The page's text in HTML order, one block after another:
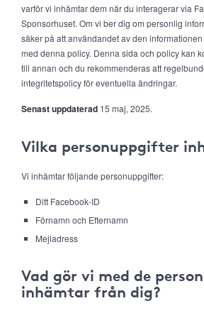
varför vi inhämtar dem när du interagerar via
Sponsorhuset. Om vi ber dig om personlig
säker på att användandet av den
med denna policy. Denna sida och policy kan
till annan och du rekommenderas att
integritetspolicy för eventuella ändringar.
Senast uppdaterad 15 maj, 2025.
Vilka personuppgifter
Vi inhämtar följande personuppgifter:
Ditt Facebook-ID
Förnamn och Efternamn
Mejladress
Vad gör vi med de
inhämtar från dig?